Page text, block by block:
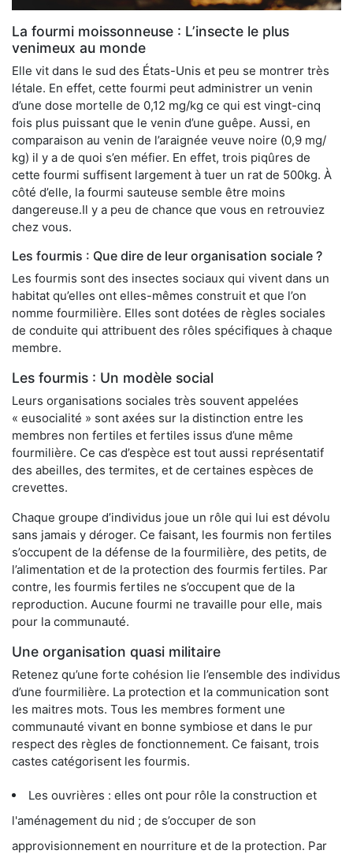
La fourmi moissonneuse : L’insecte le plus
venimeux au monde
Elle vit dans le sud des États-Unis et peu se montrer très
létale. En effet, cette fourmi peut administrer un venin
d’une dose mortelle de 0,12 mg/kg ce qui est vingt-cinq
fois plus puissant que le venin d’une guêpe. Aussi, en
comparaison au venin de l’araignée veuve noire (0,9 mg/
kg) il y a de quoi s’en méfier. En effet, trois piqûres de
cette fourmi suffisent largement à tuer un rat de 500kg. À
côté d’elle, la fourmi sauteuse semble être moins
dangereuse.Il y a peu de chance que vous en retrouviez
chez vous.
Les fourmis : Que dire de leur organisation sociale ?
Les fourmis sont des insectes sociaux qui vivent dans un
habitat qu’elles ont elles-mêmes construit et que l’on
nomme fourmilière. Elles sont dotées de règles sociales
de conduite qui attribuent des rôles spécifiques à chaque
membre.
Les fourmis : Un modèle social
Leurs organisations sociales très souvent appelées
« eusocialité » sont axées sur la distinction entre les
membres non fertiles et fertiles issus d’une même
fourmilière. Ce cas d’espèce est tout aussi représentatif
des abeilles, des termites, et de certaines espèces de
crevettes.
Chaque groupe d’individus joue un rôle qui lui est dévolu
sans jamais y déroger. Ce faisant, les fourmis non fertiles
s’occupent de la défense de la fourmilière, des petits, de
l’alimentation et de la protection des fourmis fertiles. Par
contre, les fourmis fertiles ne s’occupent que de la
reproduction. Aucune fourmi ne travaille pour elle, mais
pour la communauté.
Une organisation quasi militaire
Retenez qu’une forte cohésion lie l’ensemble des individus
d’une fourmilière. La protection et la communication sont
les maitres mots. Tous les membres forment une
communauté vivant en bonne symbiose et dans le pur
respect des règles de fonctionnement. Ce faisant, trois
castes catégorisent les fourmis.
Les ouvrières : elles ont pour rôle la construction et
l'aménagement du nid ; de s’occuper de son
approvisionnement en nourriture et de la protection. Par